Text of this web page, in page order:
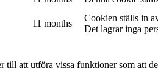
11 months
Cookien ställs in
Det lagrar inga
till att utföra vissa funktioner som att